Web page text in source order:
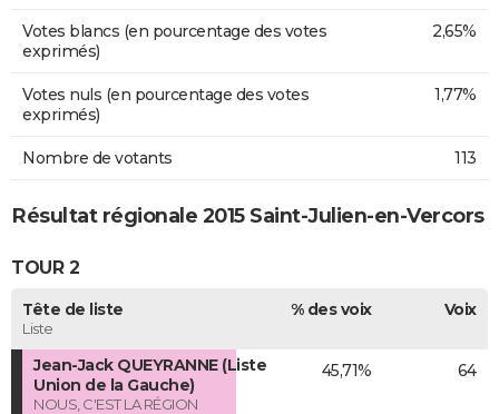
Votes blancs (en pourcentage des votes
exprimés)
2,65%
Votes nuls (en pourcentage des votes
exprimés)
1,77%
Nombre de votants 113
Résultat régionale 2015 Saint-Julien-en-Vercors
TOUR 2
Tête de liste
Liste
% des voix Voix
Jean-Jack QUEYRANNE (Liste
Union de la Gauche)
NOUS, C'EST LA RÉGION
45,71% 64